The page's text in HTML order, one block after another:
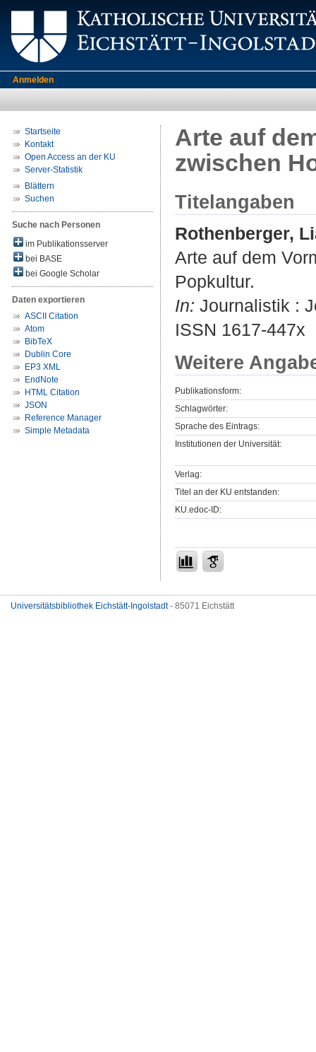
Anmelden
Startseite
Kontakt
Open Access an der KU
Server-Statistik
Blättern
Suchen
Suche nach Personen
im Publikationsserver
bei BASE
bei Google Scholar
Daten exportieren
ASCII Citation
Atom
BibTeX
Dublin Core
EP3 XML
EndNote
HTML Citation
JSON
Reference Manager
Simple Metadata
Arte auf
zwischen
Titelangaben
Rothenberger,
Arte auf dem
Popkultur.
In: Journalistik :
ISSN 1617-447x
Weitere
Publikationsform:
Schlagwörter:
Sprache des Eintrags:
Institutionen der Universität:
Verlag:
Titel an der KU entstanden:
KU.edoc-ID:
Universitätsbibliothek Eichstätt-Ingolstadt- 85071 Eichstätt